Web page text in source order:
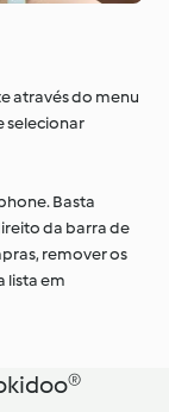
através do menu
selecionar
Basta
da barra de
remover os
lista em